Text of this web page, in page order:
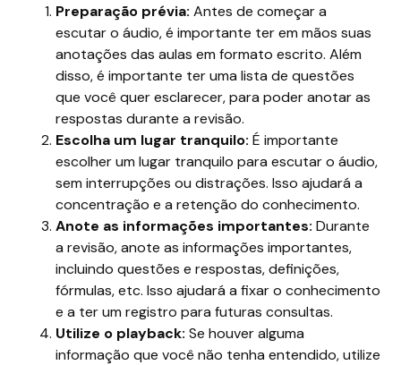
Preparação prévia: Antes de começar a
escutar o áudio, é importante ter em mãos suas
anotações das aulas em formato escrito. Além
disso, é importante ter uma lista de questões
que você quer esclarecer, para poder anotar as
respostas durante a revisão.
Escolha um lugar tranquilo: É importante
escolher um lugar tranquilo para escutar o áudio,
sem interrupções ou distrações. Isso ajudará a
concentração e a retenção do conhecimento.
Anote as informações importantes: Durante
a revisão, anote as informações importantes,
incluindo questões e respostas, definições,
fórmulas, etc. Isso ajudará a fixar o conhecimento
e a ter um registro para futuras consultas.
Utilize o playback: Se houver alguma
informação que você não tenha entendido, utilize